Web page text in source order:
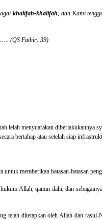
khalifah-khalifah , dan Kami
….. (QS Fathir: 39)
lelah menyuarakan diberlakukannya
bertahap atau setelah siap
memberikan batasan-batasan
Allah, qanun ilahi, dan
telah ditetapkan oleh Allah dan